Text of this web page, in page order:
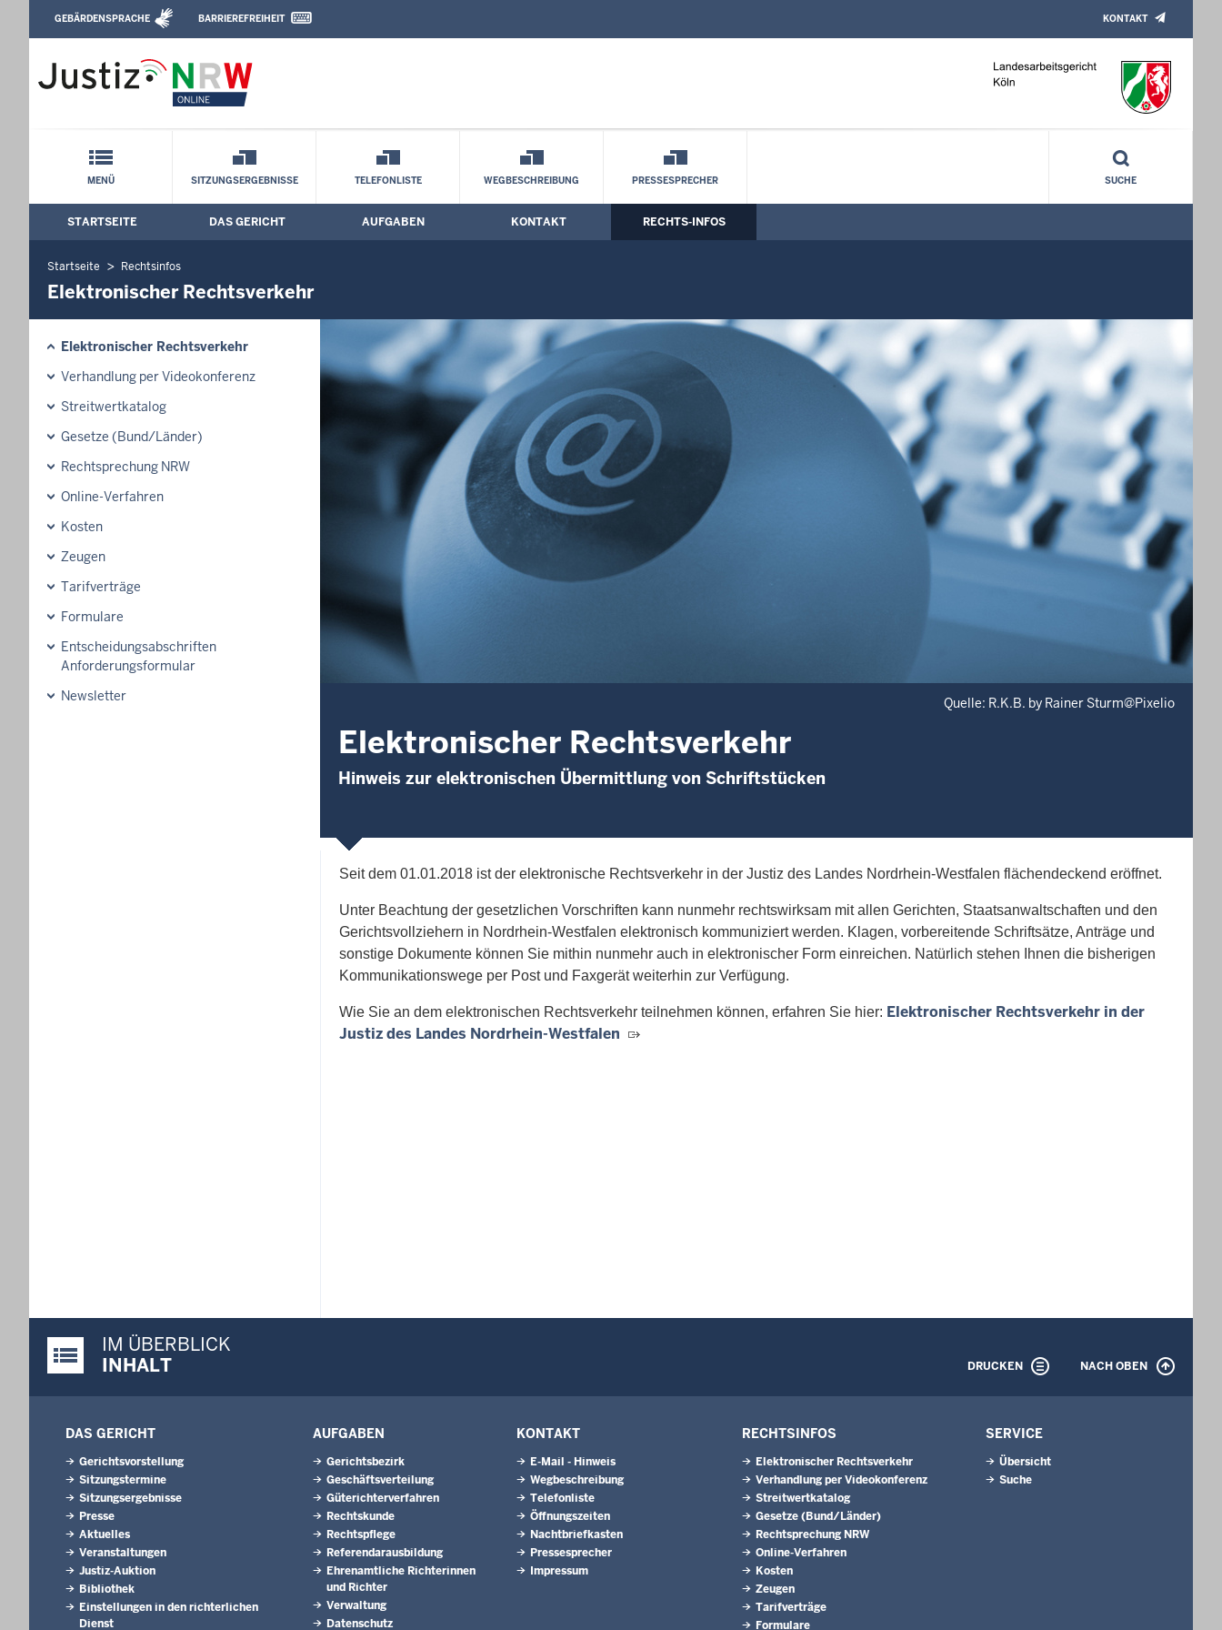
Landesarbeitsgericht Köln: Elektronischer Rechtsverkehr
Direkt zum Inhalt
Leichte Sprache, Gebärdensprachenvideo und Kontaktformular
GEBÄRDENSPRACHE BARRIEREFREIHEIT KONTAKT
Schnellnavigation mit Volltext-Suche
MENÜ SITZUNGSERGEBNISSE TELEFONLISTE WEGBESCHREIBUNG PRESSESPRECHER SUCHE
Hauptmenü: Hauptnavigation
STARTSEITE DAS GERICHT AUFGABEN KONTAKT RECHTS-INFOS
Startseite Rechtsinfos
Elektronischer Rechtsverkehr
Elektronischer Rechtsverkehr
Verhandlung per Videokonferenz
Streitwertkatalog
Gesetze (Bund/Länder)
Rechtsprechung NRW
Online-Verfahren
Kosten
Zeugen
Tarifverträge
Formulare
Entscheidungsabschriften
Anforderungsformular
Newsletter
Quelle: R.K.B. by Rainer Sturm@Pixelio
Elektronischer Rechtsverkehr
Hinweis zur elektronischen Übermittlung von Schriftstücken
Seit dem 01.01.2018 ist der elektronische Rechtsverkehr in der Justiz des Landes Nordrhein-Westfalen flächendeckend eröffnet.
Unter Beachtung der gesetzlichen Vorschriften kann nunmehr rechtswirksam mit allen Gerichten, Staatsanwaltschaften und den
Gerichtsvollziehern in Nordrhein-Westfalen elektronisch kommuniziert werden. Klagen, vorbereitende Schriftsätze, Anträge und
sonstige Dokumente können Sie mithin nunmehr auch in elektronischer Form einreichen. Natürlich stehen Ihnen die bisherigen
Kommunikationswege per Post und Faxgerät weiterhin zur Verfügung.
Wie Sie an dem elektronischen Rechtsverkehr teilnehmen können, erfahren Sie hier: Elektronischer Rechtsverkehr in der
Justiz des Landes Nordrhein-Westfalen
Justiz-Portal im Überblick:
IM ÜBERBLICK
INHALT
DRUCKEN NACH OBEN
DAS GERICHT
Gerichtsvorstellung
Sitzungstermine
Sitzungsergebnisse
Presse
Aktuelles
Veranstaltungen
Justiz-Auktion
Bibliothek
Einstellungen in den richterlichen
Dienst
AUFGABEN
Gerichtsbezirk
Geschäftsverteilung
Güterichterverfahren
Rechtskunde
Rechtspflege
Referendarausbildung
Ehrenamtliche Richterinnen
und Richter
Verwaltung
Datenschutz
KONTAKT
E-Mail - Hinweis
Wegbeschreibung
Telefonliste
Öffnungszeiten
Nachtbriefkasten
Pressesprecher
Impressum
RECHTSINFOS
Elektronischer Rechtsverkehr
Verhandlung per Videokonferenz
Streitwertkatalog
Gesetze (Bund/Länder)
Rechtsprechung NRW
Online-Verfahren
Kosten
Zeugen
Tarifverträge
Formulare
SERVICE
Übersicht
Suche